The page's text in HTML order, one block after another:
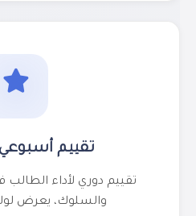
تقييم
تقييم دوري لأداء
والسلوك، يعرض لولي